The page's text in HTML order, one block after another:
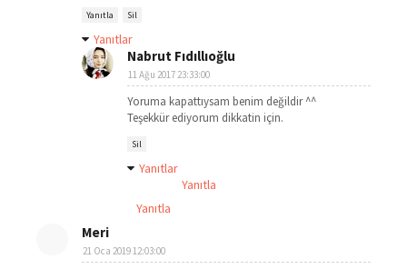
Yanıtla Sil
Yanıtlar
Nabrut Fıdıllıoğlu
11 Ağu 2017 23:33:00
Yoruma kapattıysam benim değildir ^^
Teşekkür ediyorum dikkatin için.
Sil
Yanıtlar
Yanıtla
Yanıtla
Meri
21 Oca 2019 12:03:00